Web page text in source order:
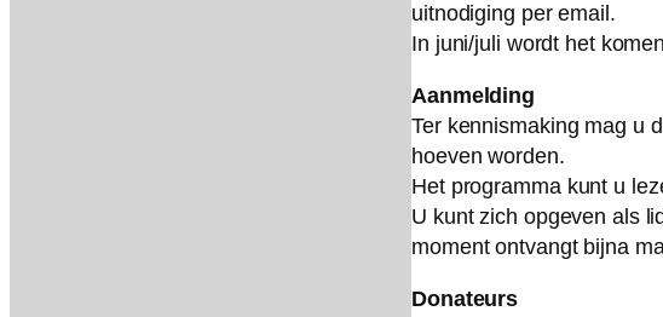
uitnodiging per email.
In juni/juli wordt het
Aanmelding
Ter kennismaking mag u
hoeven worden.
Het programma kunt u
U kunt zich opgeven als
moment ontvangt bijna
Donateurs